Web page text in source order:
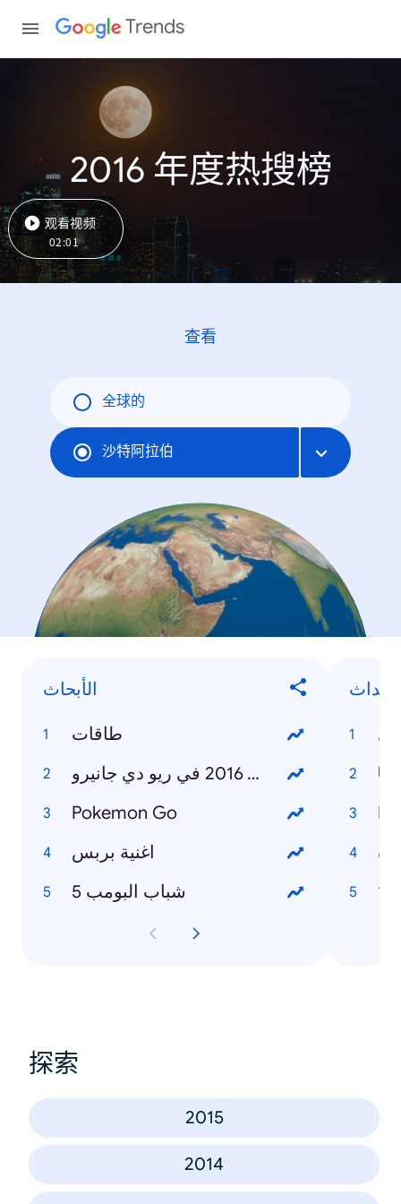
Trends
2016 年度热搜榜
观看视频
02:01
查看
全球的
沙特阿拉伯
الأبحاث
طاقات
الألعاب الأولمبية 2016 في ريو دي جانيرو
Pokemon Go
اغنية بربس
شباب البومب 5
探索
2015
2014